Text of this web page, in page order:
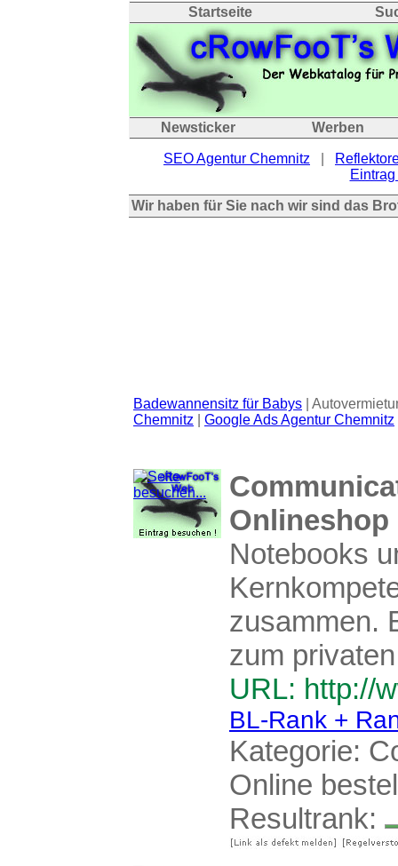
Startseite
Newsticker Werben
SEO Agentur Chemnitz
Wir haben für Sie nach wir sind das
Badewannensitz für Babys |
Chemnitz
Google Ads Agentur Chemnitz
Onlineshop
Notebooks
zusammen.
zum
URL: http://
BL-Rank +
Kategorie:
Online
Resultrank: